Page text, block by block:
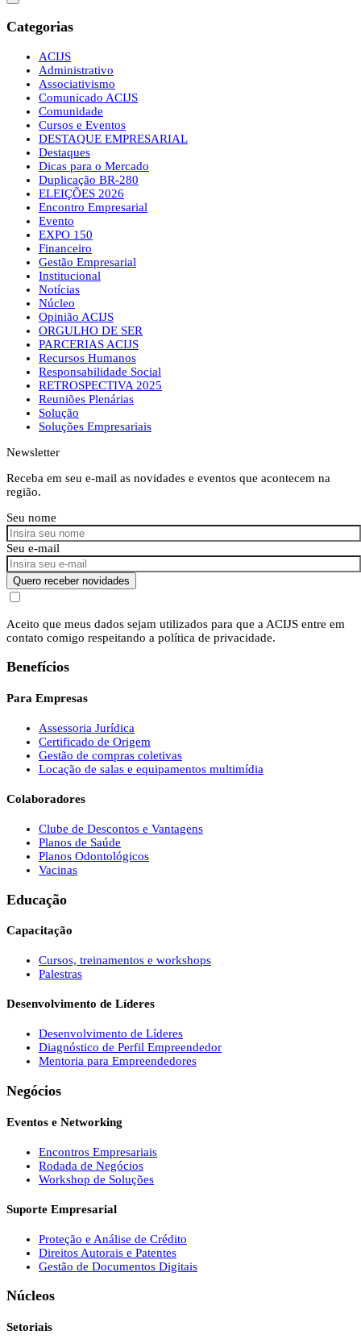
Categorias
ACIJS
Administrativo
Associativismo
Comunicado ACIJS
Comunidade
Cursos e Eventos
DESTAQUE EMPRESARIAL
Destaques
Dicas para o Mercado
Duplicação BR-280
ELEIÇÕES 2026
Encontro Empresarial
Evento
EXPO 150
Financeiro
Gestão Empresarial
Institucional
Notícias
Núcleo
Opinião ACIJS
ORGULHO DE SER
PARCERIAS ACIJS
Recursos Humanos
Responsabilidade Social
RETROSPECTIVA 2025
Reuniões Plenárias
Solução
Soluções Empresariais
Newsletter
Receba em seu e-mail as novidades e eventos que acontecem na
região.
Seu nome
Seu e-mail
Quero receber novidades
Aceito que meus dados sejam utilizados para que a ACIJS entre em
contato comigo respeitando a política de privacidade.
Benefícios
Para Empresas
Assessoria Jurídica
Certificado de Origem
Gestão de compras coletivas
Locação de salas e equipamentos multimídia
Colaboradores
Clube de Descontos e Vantagens
Planos de Saúde
Planos Odontológicos
Vacinas
Educação
Capacitação
Cursos, treinamentos e workshops
Palestras
Desenvolvimento de Líderes
Desenvolvimento de Líderes
Diagnóstico de Perfil Empreendedor
Mentoria para Empreendedores
Negócios
Eventos e Networking
Encontros Empresariais
Rodada de Negócios
Workshop de Soluções
Suporte Empresarial
Proteção e Análise de Crédito
Direitos Autorais e Patentes
Gestão de Documentos Digitais
Núcleos
Setoriais